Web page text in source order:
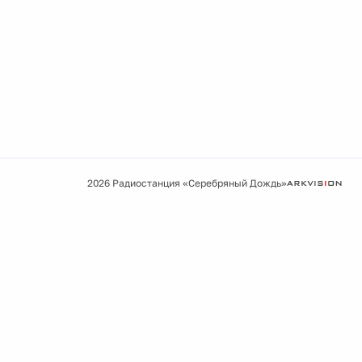
2026 Радиостанция «Серебряный Дождь»